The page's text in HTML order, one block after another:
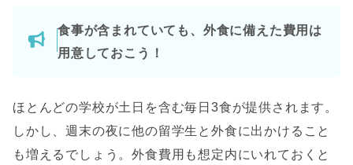
食事が含まれていても、外食に備えた費用は
用意しておこう！
ほとんどの学校が土日を含む毎日3食が提供されます。
しかし、週末の夜に他の留学生と外食に出かけること
も増えるでしょう。外食費用も想定内にいれておくと